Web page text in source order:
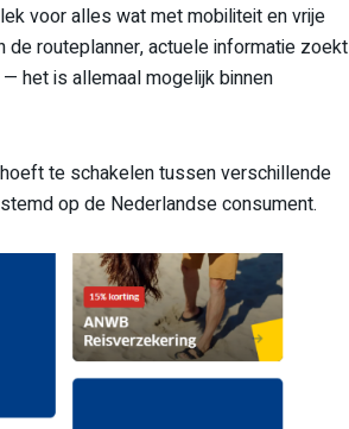
voor alles wat met mobiliteit en vrije
de routeplanner, actuele informatie zoekt
het is allemaal mogelijk binnen
te schakelen tussen verschillende
op de Nederlandse consument.